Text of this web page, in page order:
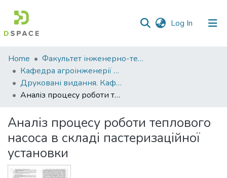
Log In (current)
Communities
&
Collections
All of DSpace
Statistics
Home
Факультет інженерно-технологічний
Кафедра агроінженерії та автомобільного транспорту
Друковані видання. Кафедра агроінженерії та автомобільного транспорту
Аналіз процесу роботи теплового насоса в складі пастеризаційної установки
Аналіз процесу роботи теплового
насоса в складі пастеризаційної
установки